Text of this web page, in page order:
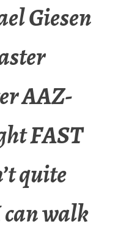
Giesen
AAZ-
FAST
quite
walk